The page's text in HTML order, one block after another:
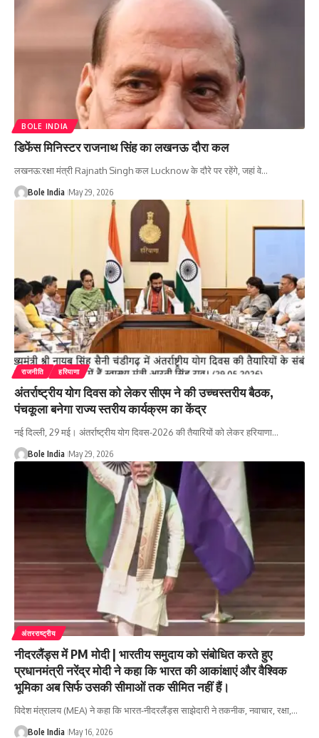
BOLE INDIA
डिफेंस मिनिस्टर राजनाथ सिंह का लखनऊ दौरा कल
लखनऊ:रक्षा मंत्री Rajnath Singh कल Lucknow के दौरे पर रहेंगे, जहां वे…
Bole India May 29, 2026
राजनीति हरियाणा
अंतर्राष्ट्रीय योग दिवस को लेकर सीएम ने की उच्चस्तरीय बैठक,
पंचकूला बनेगा राज्य स्तरीय कार्यक्रम का केंद्र
नई दिल्ली, 29 मई। अंतर्राष्ट्रीय योग दिवस-2026 की तैयारियों को लेकर हरियाणा…
Bole India May 29, 2026
अंतरराष्ट्रीय
नीदरलैंड्स में PM मोदी | भारतीय समुदाय को संबोधित करते हुए
प्रधानमंत्री नरेंद्र मोदी ने कहा कि भारत की आकांक्षाएं और वैश्विक
भूमिका अब सिर्फ उसकी सीमाओं तक सीमित नहीं हैं।
विदेश मंत्रालय (MEA) ने कहा कि भारत-नीदरलैंड्स साझेदारी ने तकनीक, नवाचार, रक्षा,…
Bole India May 16, 2026